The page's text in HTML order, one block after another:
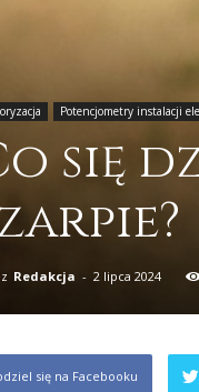
Potencjometry instalacji
się
Redakcja - 2 lipca 2024
się na Facebooku